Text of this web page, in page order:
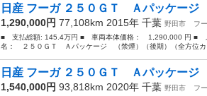
日産 フーガ ２５０ＧＴ Ａパッケージ
1,290,000円 77,108km 2015年 千葉 野田市
フ
■ 支払総額: 145.4万円 ■ 車両本体価格： 1,290,000 円 ■
名： ２５０ＧＴ Ａパッケージ （禁煙）（後期）（全方位カ
日産 フーガ ２５０ＧＴ Ａパッケージ
1,540,000円 93,818km 2020年 千葉 野田市
フ